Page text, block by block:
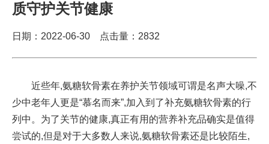
质守护关节健康
日期：2022-06-30 点击量： 2832
近些年,氨糖软骨素在养护关节领域可谓是名声大噪,不
少中老年人更是“慕名而来”,加入到了补充氨糖软骨素的行
列中。为了关节的健康,真正有用的营养补充品确实是值得
尝试的,但是对于大多数人来说,氨糖软骨素还是比较陌生,